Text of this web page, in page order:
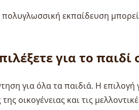
πολυγλωσσική εκπαίδευση
για το παιδί
για όλα τα παιδιά. Η επιλογή
οικογένειας και τις